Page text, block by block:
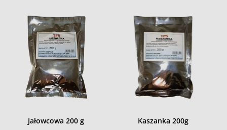
Jałowcowa 200 g Kaszanka 200g